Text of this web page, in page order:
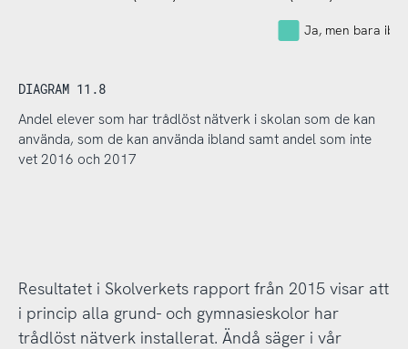
Ja, men bara
DIAGRAM 11.8
Andel elever som har trådlöst nätverk i skolan som de kan
använda, som de kan använda ibland samt andel som inte
vet 2016 och 2017
Resultatet i Skolverkets rapport från 2015 visar att
i princip alla grund- och gymnasieskolor har
trådlöst nätverk installerat. Ändå säger i vår